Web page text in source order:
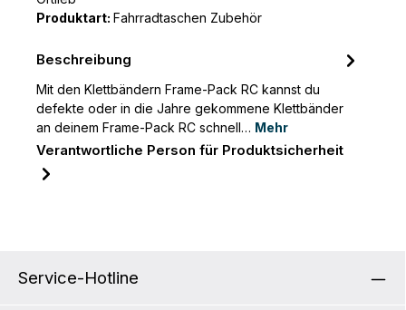
Produktart: Fahrradtaschen Zubehör
Beschreibung
Mit den Klettbändern Frame-Pack RC kannst du
defekte oder in die Jahre gekommene Klettbänder
an deinem Frame-Pack RC schnell… Mehr
Verantwortliche Person für Produktsicherheit
Service-Hotline